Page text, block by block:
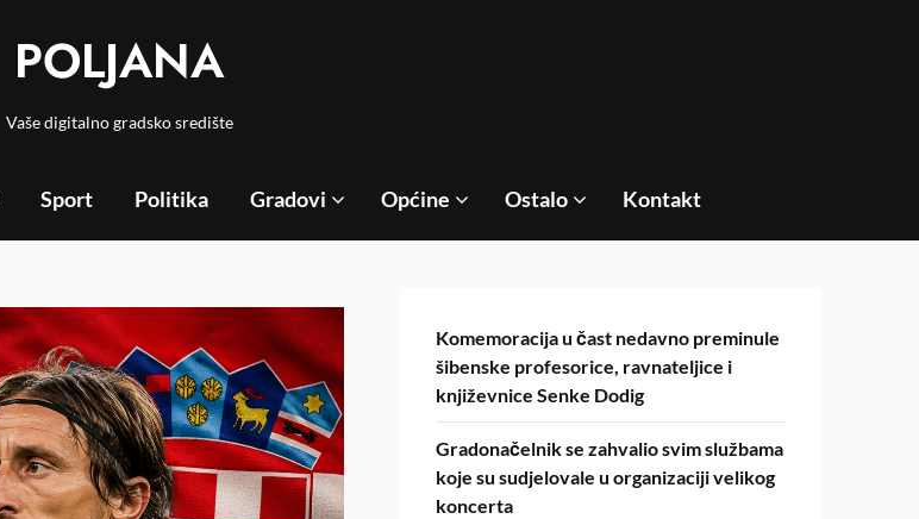
POLJANA
Vaše digitalno gradsko središte
Sport Politika Gradovi Općine Ostalo Kontakt
Komemoracija u čast nedavno preminule
šibenske profesorice, ravnateljice i
književnice Senke Dodig
Gradonačelnik se zahvalio svim službama
koje su sudjelovale u organizaciji velikog
koncerta